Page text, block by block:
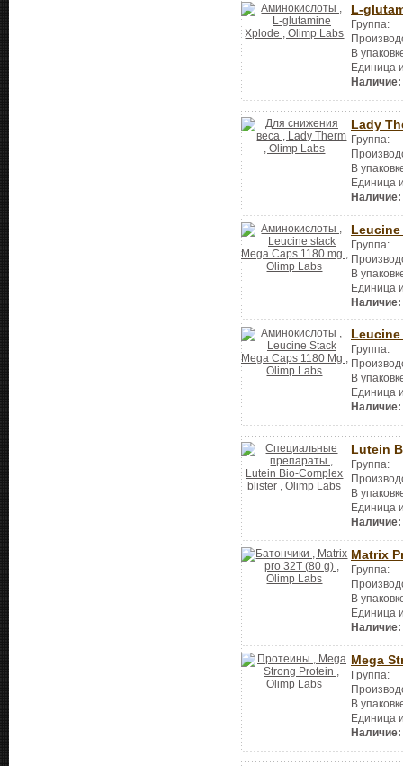
L-
Группа:
В
Единица
Наличие:
Lady
Группа:
В
Единица
Наличие:
Leucine
Группа:
В
Единица
Наличие:
Leucine
Группа:
В
Единица
Наличие:
Lutein
Группа:
В
Единица
Наличие:
Matrix
Группа:
В
Единица
Наличие:
Mega
Группа:
В
Единица
Наличие: